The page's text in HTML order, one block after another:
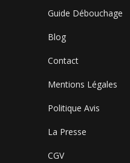
Guide Débouchage
Blog
Contact
Mentions Légales
Politique Avis
La Presse
CGV